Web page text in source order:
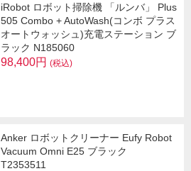
iRobot ロボット掃除機 「ルンバ」 Plus
505 Combo + AutoWash(コンボ プラス
オートウォッシュ)充電ステーション ブ
ラック N185060
98,400円 (税込)
Anker ロボットクリーナー Eufy Robot
Vacuum Omni E25 ブラック
T2353511